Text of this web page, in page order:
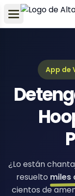
App de
¿Lo están
resuelto miles
cientos de